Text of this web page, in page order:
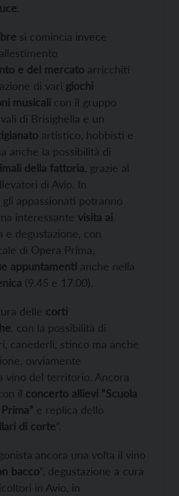
.
si comincia invece
e del mercato arricchiti
di vari giochi
musicali con il gruppo
di Brisighella e un
artistico, hobbisti e
anche la possibilità di
della fattoria , grazie al
di Avio. In
appassionati potranno
interessante visita ai
e degustazione, con
di Opera Prima,
appuntamenti anche nella
(9.45 e 17.00).
delle corti
, con la possibilità di
canederli, stinco ma anche
ovviamente
vino del territorio. Ancora
il concerto allievi “Scuola
e replica dello
di corte”.
ancora una volta il vino
bacco”, degustazione a cura
in Avio, in